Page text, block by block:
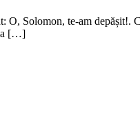
Solomon, te-am depășit!.
[…]